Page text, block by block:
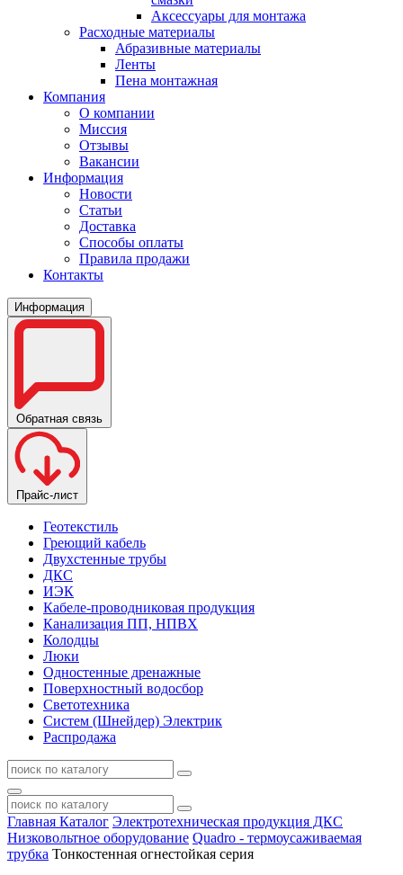
Аксессуары для монтажа
Расходные материалы
Абразивные материалы
Ленты
Пена монтажная
Компания
О компании
Миссия
Отзывы
Вакансии
Информация
Новости
Статьи
Доставка
Способы оплаты
Правила продажи
Контакты
Информация
Обратная связь
Прайс-лист
Геотекстиль
Греющий кабель
Двухстенные трубы
ДКС
ИЭК
Кабеле-проводниковая продукция
Канализация ПП, НПВХ
Колодцы
Люки
Одностенные дренажные
Поверхностный водосбор
Светотехника
Систем (Шнейдер) Электрик
Распродажа
Главная Каталог Электротехническая продукция ДКС
Низковольтное оборудование Quadro - термоусаживаемая
трубка Тонкостенная огнестойкая серия